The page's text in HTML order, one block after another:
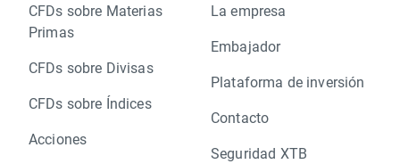
CFDs sobre Materias
Primas
CFDs sobre Divisas
CFDs sobre Índices
Acciones
La empresa
Embajador
Plataforma de inversión
Contacto
Seguridad XTB